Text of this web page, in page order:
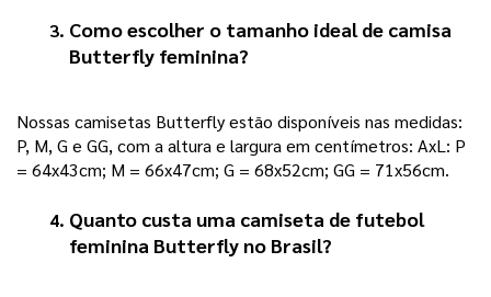
Como escolher o tamanho ideal de camisa
Butterfly feminina?
Nossas camisetas Butterfly estão disponíveis nas medidas:
P, M, G e GG, com a altura e largura em centímetros: AxL: P
= 64x43cm; M = 66x47cm; G = 68x52cm; GG = 71x56cm.
Quanto custa uma camiseta de futebol
feminina Butterfly no Brasil?